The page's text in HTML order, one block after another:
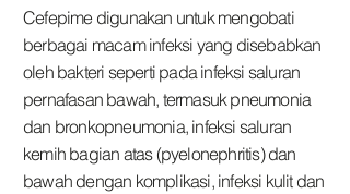
Cefepime digunakan untuk mengobati
berbagai macam infeksi yang disebabkan
oleh bakteri seperti pada infeksi saluran
pernafasan bawah, termasuk pneumonia
dan bronkopneumonia, infeksi saluran
kemih bagian atas (pyelonephritis) dan
bawah dengan komplikasi, infeksi kulit dan